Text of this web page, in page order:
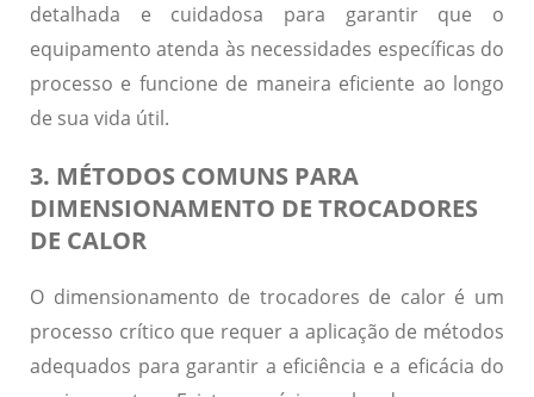
detalhada e cuidadosa para garantir que o
equipamento atenda às necessidades específicas do
processo e funcione de maneira eficiente ao longo
de sua vida útil.
3. MÉTODOS COMUNS PARA
DIMENSIONAMENTO DE TROCADORES
DE CALOR
O dimensionamento de trocadores de calor é um
processo crítico que requer a aplicação de métodos
adequados para garantir a eficiência e a eficácia do